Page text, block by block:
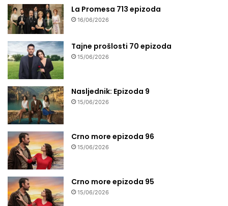
La Promesa 713 epizoda
16/06/2026
Tajne prošlosti 70 epizoda
15/06/2026
Nasljednik: Epizoda 9
15/06/2026
Crno more epizoda 96
15/06/2026
Crno more epizoda 95
15/06/2026